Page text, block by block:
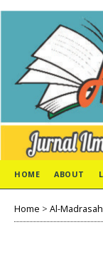
HOME ABOUT
Home > Al-